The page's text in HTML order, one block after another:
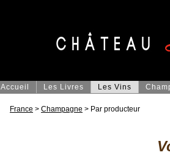
Accueil Les Livres Les Vins
France > Champagne > Par producteur